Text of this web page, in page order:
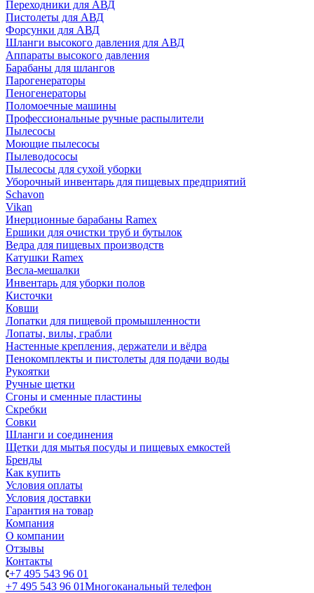
Переходники для АВД
Пистолеты для АВД
Форсунки для АВД
Шланги высокого давления для АВД
Аппараты высокого давления
Барабаны для шлангов
Парогенераторы
Пеногенераторы
Поломоечные машины
Профессиональные ручные распылители
Пылесосы
Моющие пылесосы
Пылеводососы
Пылесосы для сухой уборки
Уборочный инвентарь для пищевых предприятий
Schavon
Vikan
Инерционные барабаны Ramex
Ершики для очистки труб и бутылок
Ведра для пищевых производств
Катушки Ramex
Весла-мешалки
Инвентарь для уборки полов
Кисточки
Ковши
Лопатки для пищевой промышленности
Лопаты, вилы, грабли
Настенные крепления, держатели и вёдра
Пенокомплекты и пистолеты для подачи воды
Рукоятки
Ручные щетки
Сгоны и сменные пластины
Скребки
Совки
Шланги и соединения
Щетки для мытья посуды и пищевых емкостей
Бренды
Как купить
Условия оплаты
Условия доставки
Гарантия на товар
Компания
О компании
Отзывы
Контакты
+7 495 543 96 01
+7 495 543 96 01Многоканальный телефон